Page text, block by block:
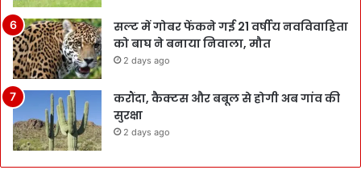
सल्ट में गोबर फेंकने गई 21 वर्षीय नवविवाहिता
को बाघ ने बनाया निवाला, मौत
2 days ago
करौंदा, कैक्टस और बबूल से होगी अब गांव की
सुरक्षा
2 days ago